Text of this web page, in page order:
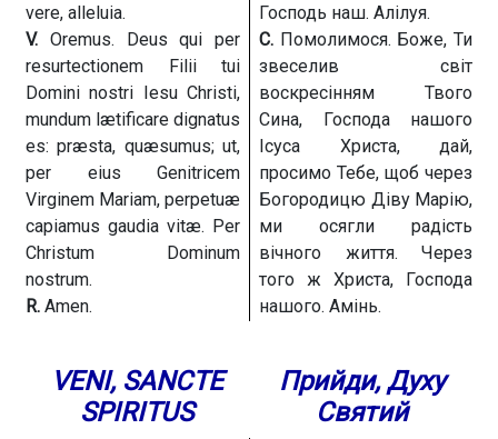
vere, alleluia.
V. Oremus. Deus qui per
resurtectionem Filii tui
Domini nostri Iesu Christi,
mundum lætificare dignatus
es: præsta, quæsumus; ut,
per eius Genitricem
Virginem Mariam, perpetuæ
capiamus gaudia vitæ. Per
Christum Dominum
nostrum.
R. Amen.
Господь наш. Алілуя.
С. Помолимося. Боже, Ти
звеселив світ
воскресінням Твого
Сина, Господа нашого
Ісуса Христа, дай,
просимо Тебе, щоб через
Богородицю Діву Марію,
ми осягли радість
вічного життя. Через
того ж Христа, Господа
нашого. Амінь.
VENI, SANCTE
SPIRITUS
Прийди, Духу
Святий